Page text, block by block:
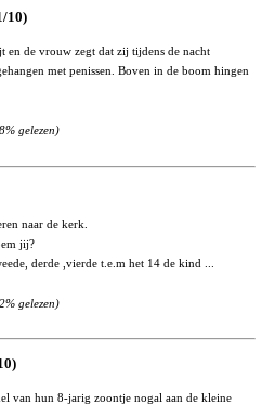
10)
en de vrouw zegt dat zij tijdens de nacht
met penissen. Boven in de boom hingen
gelezen)
naar de kerk.
jij?
derde ,vierde t.e.m het 14 de kind ...
gelezen)
van hun 8-jarig zoontje nogal aan de kleine